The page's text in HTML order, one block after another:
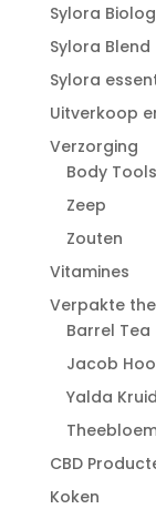
Sylora
Sylora Blend
Sylora
Uitverkoop
Verzorging
Body Tools
Zeep
Zouten
Vitamines
Verpakte
Barrel Tea
Jacob
Yalda
CBD
Koken